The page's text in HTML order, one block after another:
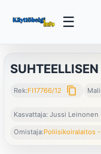
☰
Rek:FI17766/12 content_copy
Kasvattaja: Jussi Leinonen
Omistaja:Poliisikoiralaitos